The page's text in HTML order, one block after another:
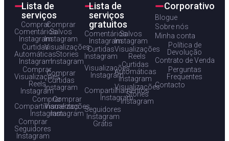
Lista de
serviços
Comprar
Comentários
Instagram
Comprar
Salvos
Instagram
Curtidas
Automáticas
Instagram
Visualizações
Stories
Instagram
Comprar
Visualizações
Reels
Instagram
Comprar
Curtidas
Instagram
Comprar
Compartilhamentos
Instagram
Comprar
Visualizações
Instagram
Comprar
Seguidores
Instagram
Lista de
serviços
gratuitos
Comentários
Instagram
Salvos
Instagram
Curtidas
Instagram
Visualizações
Reels
Visualizações
Instagram
Curtidas
Automáticas
Instagram
Compartilhamentos
Instagram
Visualizações
Stories
Instagram
Seguidores
Instagram
Grátis
Corporativo
Blogue
Sobre nós
Minha conta
Política de
Devolução
Contrato de Venda
Perguntas
Frequentes
Contacto